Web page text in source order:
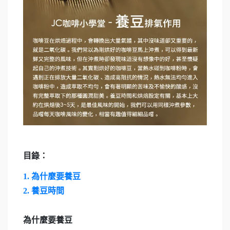
目錄：
1. 為什麼要養豆
2. 養豆時間
為什麼要養豆